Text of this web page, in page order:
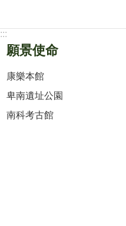
:::
願景使命
康樂本館
卑南遺址公園
南科考古館